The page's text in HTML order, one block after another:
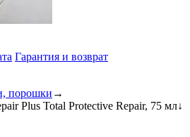
Гарантия и возврат
порошки →
Plus Total Protective Repair, 75 мл↓